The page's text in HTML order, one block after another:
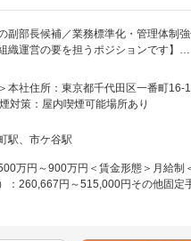
津駅、小林駅(宮崎県)、日向新富駅、
さっぽろ駅、松風町駅、湯の川駅、
下鉄)、西取手駅、今市駅、東宿郷駅
駅、立川北駅、青梅街道駅、布田駅
)、新丸子駅、緑町駅、海老名駅(相模
野県)、電気ビル前駅、南富山駅、片原
県)、岐阜駅、羽島市役所前駅、関駅
水口石橋駅、一乗寺駅、宇治駅(奈良
、ＪＲ河内永和駅、みなと元町駅、
: CloudWatch, Mackerel,
ョン: Fargate, AWS Elastic Beanstalk,
ション: Slack, DocBase, Asana
ーン(R&D): Bitcoin, Lightning
副部長候補／業務標準化・管理体制
織運営の要を担うポジションです】
部にて、副部長候補として証券業務全
マネジメントをお任せします。部内の
標準化・可視化を推進し、今後の事業
伴う業務難易度の上昇に対応できる組
す。
本社住所：東京都千代田区一番町16-
対策：屋内喫煙可能場所あり
駅、市ケ谷駅
万円～900万円＜賃金形態＞月給制
：260,667円～515,000円その他固定